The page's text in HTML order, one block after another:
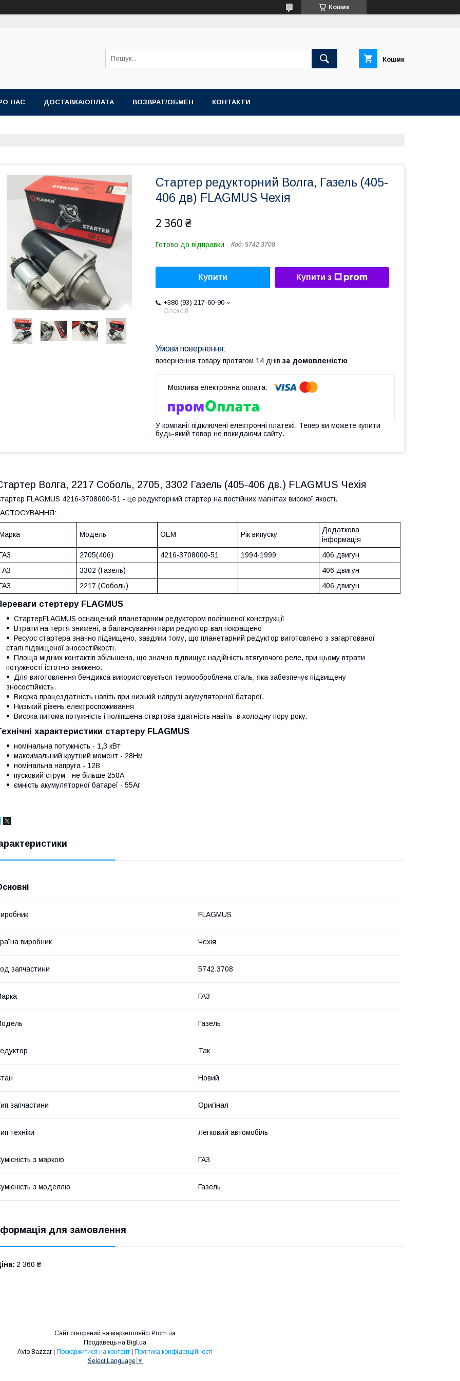
Кошик
Кошик
НАС ДОСТАВКА/ОПЛАТА ВОЗВРАТ/ОБМЕН КОНТАКТИ
Стартер редукторний Волга, Газель (405-
406 дв) FLAGMUS Чехія
2 360 ₴
Готово до відправки Код: 5742.3708
Купити Купити з
+380 (93) 217-60-90
Олексій
повернення товару протягом 14 днів за домовленістю
У компанії підключені електронні платежі. Тепер ви можете купити
будь-який товар не покидаючи сайту.
Волга, 2217 Соболь, 2705, 3302 Газель (405-406 дв.) FLAGMUS Чехія
FLAGMUS 4216-3708000-51 - це редукторний стартер на постійних магнітах високої якості.
Модель ОЕМ Рік випуску
Додаткова
інформація
2705(406) 4216-3708000-51 1994-1999
406 двигун
3302 (Газель)
406 двигун
2217 (Соболь) 406 двигун
стертеру FLAGMUS
СтартерFLAGMUS оснащений планетарним редуктором поліпшеної конструкції
Втрати на тертя знижені, а балансування пари редуктор-вал покращено
Ресурс стартера значно підвищено, завдяки тому, що планетарний редуктор виготовлено з загартованої
сталі підвищеної зносостійкості.
Площа мідних контактів збільшена, що значно підвищує надійність втягуючого реле, при цьому втрати
потужності істотно знижено.
Для виготовлення бендикса використовується термооброблена сталь, яка забезпечує підвищену
зносостійкість.
Висрка працездатність навіть при низькій напрузі акумуляторної батареї.
Низький рівень електроспоживання
Висока питома потужність і поліпшена стартова здатність навіть в холодну пору року.
характеристики стартеру FLAGMUS
номінальна потужність - 1,3 кВт
максимальний крутний момент - 28Нм
номінальна напруга - 12В
пусковий струм - не більше 250А
ємність акумуляторної батареї - 55Аг
FLAGMUS
виробник Чехія
запчастини 5742.3708
ГАЗ
Газель
Так
Новий
запчастини Оригінал
техніки Легковий автомобіль
з маркою ГАЗ
з моделлю Газель
для замовлення
2 360 ₴
Сайт створений на маркетплейсі Prom.ua
Продавець на Bigl.ua
Avto Bazzar | Поскаржитися на контент | Політика конфіденційності
Select Language ▼